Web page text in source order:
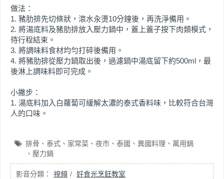
做法：
1. 豬肋排先切條狀，滾水汆燙10分鐘後，再洗淨備用。
2. 將湯底料及豬肋排放入壓力鍋中，蓋上蓋子按下肉類模式，
待行程結束。
3. 將調味料食材均勻打碎後備用。
4. 將豬肋排從壓力鍋取出後，過濾鍋中湯底留下約500ml，最
後淋上調味料即可完成。
小撇步：
1. 湯底料加入白蘿蔔可緩解太濃的泰式香料味，比較符合台灣
人的口味。
排骨 泰式 家常菜 夜市 泰國 異國料理
萬用鍋
壓力鍋
視頻 好食光烹飪教室